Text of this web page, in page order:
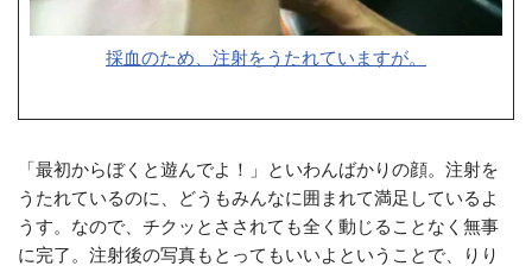
採血のため、注射をうたれていますが。
「最初からぼくと遊んでよ！」といわんばかりの顔。注射を
うたれているのに、どうもみんなに囲まれて満足しているよ
うす。なので、チクッとさされても全く動じることなく無事
に完了。注射後の写真もとってもいいよということで、りり